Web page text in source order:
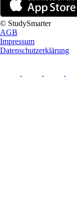
© StudySmarter
AGB
Impressum
Datenschutzerklärung